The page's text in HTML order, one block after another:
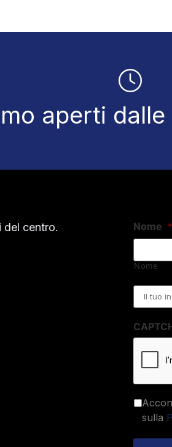
aperti
del centro. Nome *
Nome
Email *
sulla